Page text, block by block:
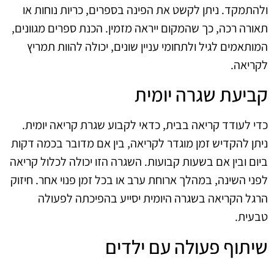
ולהתמקד. ניתן לקשט את הפינה בספרים, כריות נוחות או
תאורה רכה, כך שהמקום ייראה מזמין. הכנת ספרים מגוונים,
המותאמים לגיל ולתחומי עניין שונים, יכולה להוות תמריץ
לקריאה.
קביעת שגרה יומית
כדי לעודד קריאה בבית, כדאי לקבוע שגרת קריאה יומית.
ניתן להקדיש זמן מוגדר לקריאה, בין אם מדובר בכמה דקות
ביום ובין אם בשעות קבועות. השגרה הזו יכולה לכלול קריאה
לפני השינה, במהלך ארוחת ערב או בכל זמן פנוי אחר. חיזוק
הרגל הקריאה בשגרה היומית יסייע בהפיכתה לפעולה
טבעית.
שיתוף פעולה עם ילדים